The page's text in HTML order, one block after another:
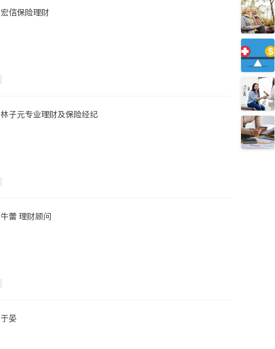
宏信保险理财
林子元专业理财及保险经纪
牛蕾 理财顾问
于晏